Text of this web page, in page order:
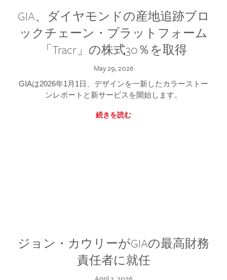
GIA、ダイヤモンドの産地追跡ブロ
ックチェーン・プラットフォーム
「Tracr」の株式30％を取得
May 29, 2026
GIAは2026年1月1日、デザインを一新したカラーストー
ンレポートと新サービスを開始します。
続きを読む
ジョン・カウリーがGIAの最高財務
責任者に就任